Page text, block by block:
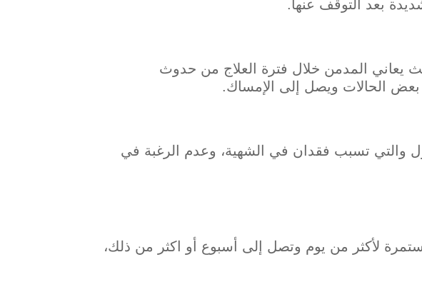
بعد التوقف عنها.
يعاني المدمن خلال فترة العلاج من حدوث
الحالات ويصل إلى الإمساك.
والتي تسبب فقدان في الشهية، وعدم الرغبة في
لأكثر من يوم وتصل إلى أسبوع أو اكثر من ذلك،